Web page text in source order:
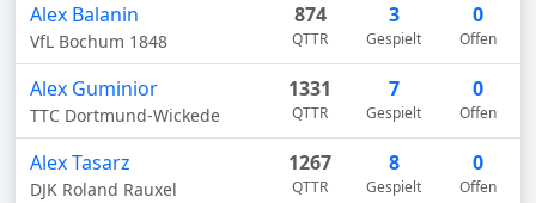
Alex Balanin
VfL Bochum 1848
874
QTTR
3
Gespielt
0
Offen
Alex Guminior
TTC Dortmund-Wickede
1331
QTTR
7
Gespielt
0
Offen
Alex Tasarz
DJK Roland Rauxel
1267
QTTR
8
Gespielt
0
Offen